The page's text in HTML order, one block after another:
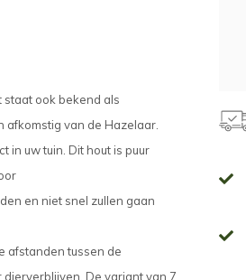
staat ook bekend als
van de Hazelaar.
in uw tuin. Dit hout is puur
en niet snel zullen gaan
afstanden tussen de
dierverblijven. De variant van 7